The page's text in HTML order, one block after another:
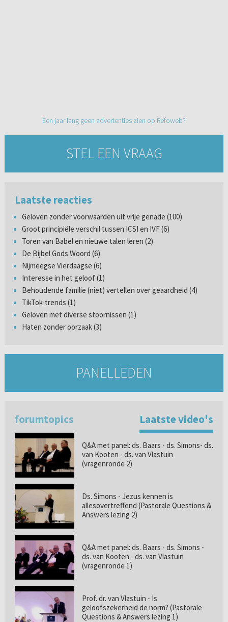
Een jaar lang geen advertenties zien op Refoweb?
STEL EEN VRAAG
Laatste reacties
Geloven zonder voorwaarden uit vrije genade (100)
Groot principiële verschil tussen ICSI en IVF (6)
Toren van Babel en nieuwe talen leren (2)
De Bijbel Gods Woord (6)
Nijmeegse Vierdaagse (6)
Interesse in het geloof (1)
Behoudende familie (niet) vertellen over geaardheid (4)
TikTok-trends (1)
Geloven met diverse stoornissen (1)
Haten zonder oorzaak (3)
PANELLEDEN
forumtopics Laatste video's
Q&A met panel: ds. Baars - ds. Simons- ds.
van Kooten - ds. van Vlastuin
(vragenronde 2)
Ds. Simons - Jezus kennen is
allesovertreffend (Pastorale Questions &
Answers lezing 2)
Q&A met panel: ds. Baars - ds. Simons -
ds. van Kooten - ds. van Vlastuin
(vragenronde 1)
Prof. dr. van Vlastuin - Is
geloofszekerheid de norm? (Pastorale
Questions & Answers lezing 1)